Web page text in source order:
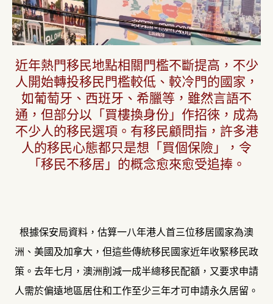
近年熱門移民地點相關門檻不斷提高，不少
人開始轉投移民門檻較低、較冷門的國家，
如葡萄牙、西班牙、希臘等，雖然言語不
通，但部分以「買樓換身份」作招徠，成為
不少人的移民選項。有移民顧問指，許多港
人的移民心態都只是想「買個保險」，令
「移民不移居」的概念愈來愈受追捧。
根據保安局資料，估算一八年港人首三位移居國家為澳
洲、美國及加拿大，但這些傳統移民國家近年收緊移民政
策。去年七月，澳洲削減一成半總移民配額，又要求申請
人需於偏遠地區居住和工作至少三年才可申請永久居留。